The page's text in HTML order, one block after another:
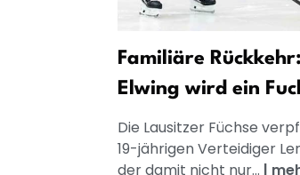
Familiäre
Elwing wird ein
Die Lausitzer Füchse
19-jährigen Verteidiger
der damit nicht nur... |